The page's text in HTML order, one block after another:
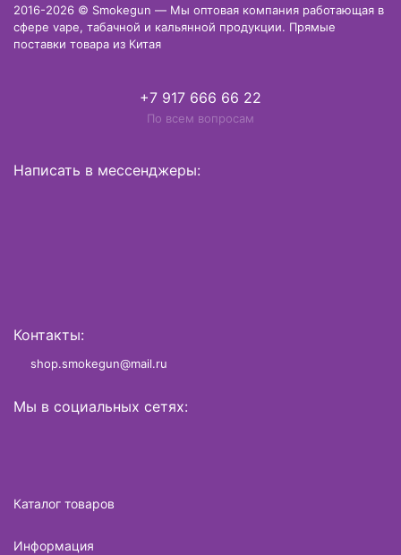
2016-2026 © Smokegun — Мы оптовая компания работающая в
сфере vape, табачной и кальянной продукции. Прямые
поставки товара из Китая
+7 917 666 66 22
По всем вопросам
Написать в мессенджеры:
Контакты:
shop.smokegun@mail.ru
Мы в социальных сетях:
Каталог товаров
Информация